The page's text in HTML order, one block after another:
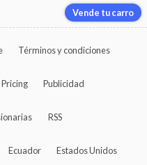
Vende tu carro
Términos y condiciones
Pricing Publicidad
RSS
Ecuador Estados Unidos